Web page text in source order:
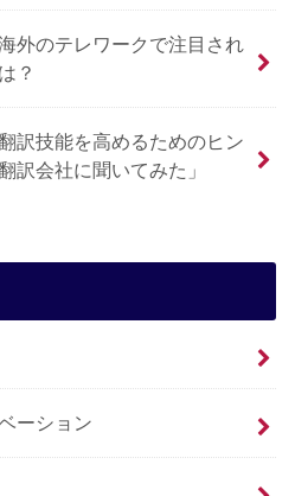
外のテレワークで注目され
？
訳技能を高めるためのヒン
訳会社に聞いてみた」
ーション